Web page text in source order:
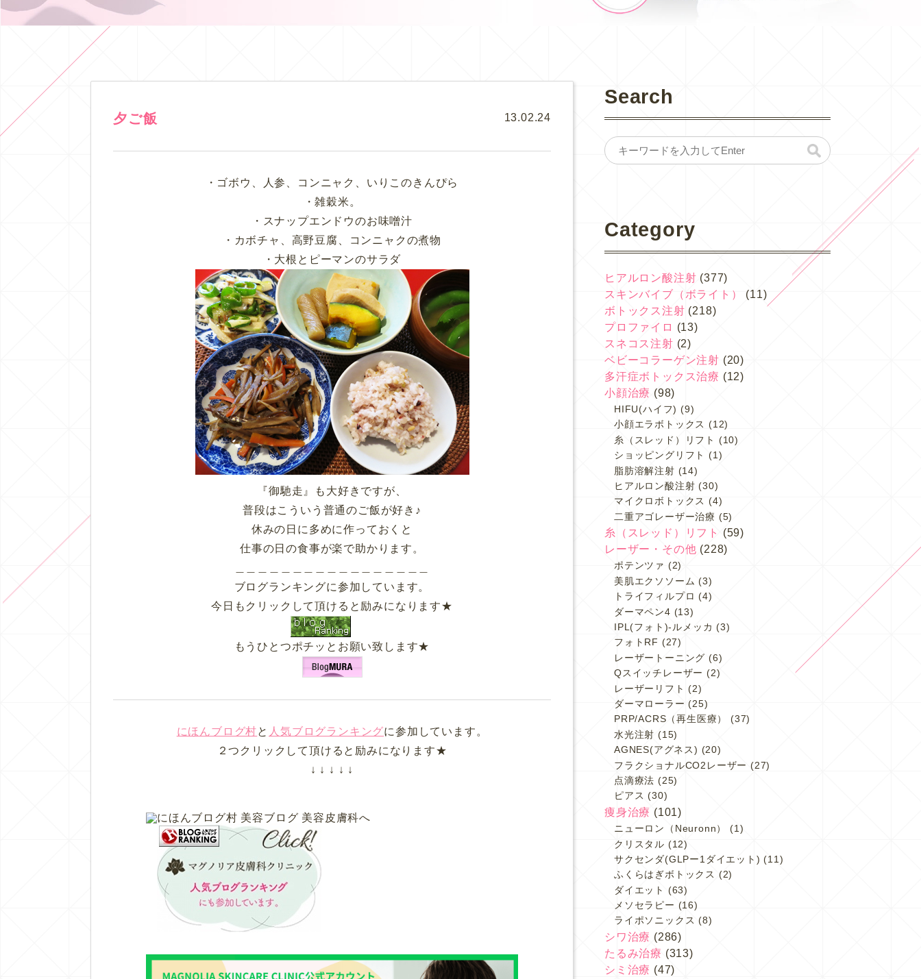
夕ご飯 13.02.24
・ゴボウ、人参、コンニャク、いりこのきんぴら
・雑穀米。
・スナップエンドウのお味噌汁
・カボチャ、高野豆腐、コンニャクの煮物
・大根とピーマンのサラダ
『御馳走』も大好きですが、
普段はこういう普通のご飯が好き♪
休みの日に多めに作っておくと
仕事の日の食事が楽で助かります。
ブログランキングに参加しています。
今日もクリックして頂けると励みになります★
もうひとつポチッとお願い致します★
にほんブログ村と 人気ブログランキングに参加しています。
２つクリックして頂けると励みになります★
↓ ↓ ↓ ↓ ↓
Search
Category
ヒアルロン酸注射 (377)
スキンバイブ（ボライト）
(11)
ボトックス注射 (218)
プロファイロ (13)
スネコス注射 (2)
ベビーコラーゲン注射 (20)
多汗症ボトックス治療 (12)
小顔治療 (98)
HIFU(ハイフ) (9)
小顔エラボトックス (12)
糸（スレッド）リフト
(10)
ショッピングリフト
(1)
脂肪溶解注射 (14)
ヒアルロン酸注射 (30)
マイクロボトックス (4)
二重アゴレーザー治療 (5)
糸（スレッド）リフト
(59)
レーザー・その他 (228)
ポテンツァ (2)
美肌エクソソーム (3)
トライフィルプロ (4)
ダーマペン4 (13)
IPL(フォト)-ルメッカ (3)
フォトRF (27)
レーザートーニング (6)
Qスイッチレーザー (2)
レーザーリフト (2)
ダーマローラー (25)
PRP/ACRS（再生医療）
(37)
水光注射 (15)
AGNES(アグネス) (20)
フラクショナルCO2レーザー (27)
点滴療法 (25)
ピアス (30)
痩身治療 (101)
ニューロン（Neuronn）
(1)
クリスタル (12)
サクセンダ(GLPー1ダイエット) (11)
ふくらはぎボトックス (2)
ダイエット (63)
メソセラピー (16)
ライポソニックス (8)
シワ治療 (286)
たるみ治療 (313)
シミ治療 (47)